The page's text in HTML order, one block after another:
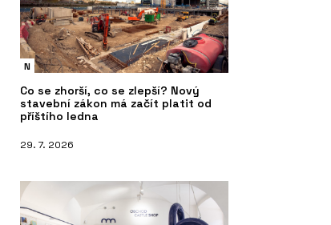
N
Co se zhorší, co se zlepší? Nový
stavební zákon má začít platit od
příštího ledna
29. 7. 2026